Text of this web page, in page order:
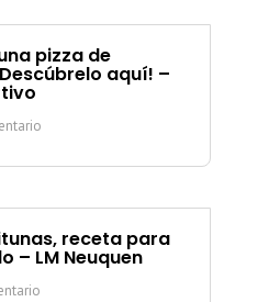
pizza de
aquí! –
receta para
– LM Neuquen